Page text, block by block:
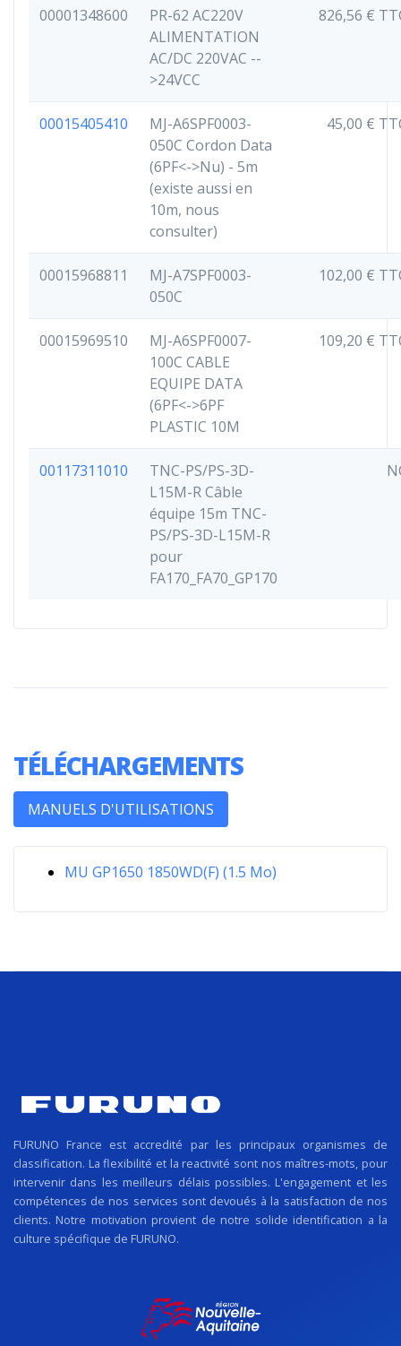
00001348600
PR-62 AC220V
ALIMENTATION
AC/DC 220VAC --
>24VCC
826,56 €
00015405410
MJ-A6SPF0003-
050C Cordon Data
(6PF<->Nu) - 5m
(existe aussi en
10m, nous
consulter)
45,00 €
00015968811
MJ-A7SPF0003-
050C
102,00 €
00015969510
MJ-A6SPF0007-
100C CABLE
EQUIPE DATA
(6PF<->6PF
PLASTIC 10M
109,20 €
00117311010
TNC-PS/PS-3D-
L15M-R Câble
équipe 15m TNC-
PS/PS-3D-L15M-R
pour
FA170_FA70_GP170
TÉLÉCHARGEMENTS
MANUELS D'UTILISATIONS
MU GP1650 1850WD(F) (1.5 Mo)
FURUNO France est accredité par les principaux organismes de
classification. La flexibilité et la reactivité sont nos maîtres-mots, pour
intervenir dans les meilleurs délais possibles. L'engagement et les
compétences de nos services sont devoués à la satisfaction de nos
clients. Notre motivation provient de notre solide identification a la
culture spécifique de FURUNO.